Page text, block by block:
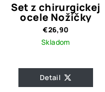
Set z chirurgickej
ocele Nožičky
€26,90
Skladom
Detail